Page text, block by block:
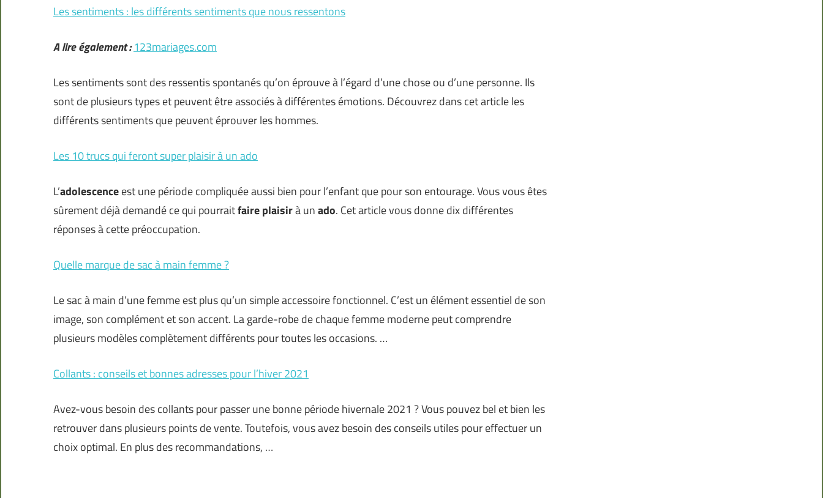
Les sentiments : les différents sentiments que nous ressentons
A lire également : 123mariages.com
Les sentiments sont des ressentis spontanés qu’on éprouve à l’égard d’une chose ou d’une personne. Ils
sont de plusieurs types et peuvent être associés à différentes émotions. Découvrez dans cet article les
différents sentiments que peuvent éprouver les hommes.
Les 10 trucs qui feront super plaisir à un ado
L’adolescenceest une période compliquée aussi bien pour l’enfant que pour son entourage. Vous vous êtes
sûrement déjà demandé ce qui pourraitfaire plaisirà unado. Cet article vous donne dix différentes
réponses à cette préoccupation.
Quelle marque de sac à main femme ?
Le sac à main d’une femme est plus qu’un simple accessoire fonctionnel. C’est un élément essentiel de son
image, son complément et son accent. La garde-robe de chaque femme moderne peut comprendre
plusieurs modèles complètement différents pour toutes les occasions. …
Collants : conseils et bonnes adresses pour l’hiver 2021
Avez-vous besoin des collants pour passer une bonne période hivernale 2021 ? Vous pouvez bel et bien les
retrouver dans plusieurs points de vente. Toutefois, vous avez besoin des conseils utiles pour effectuer un
choix optimal. En plus des recommandations, …